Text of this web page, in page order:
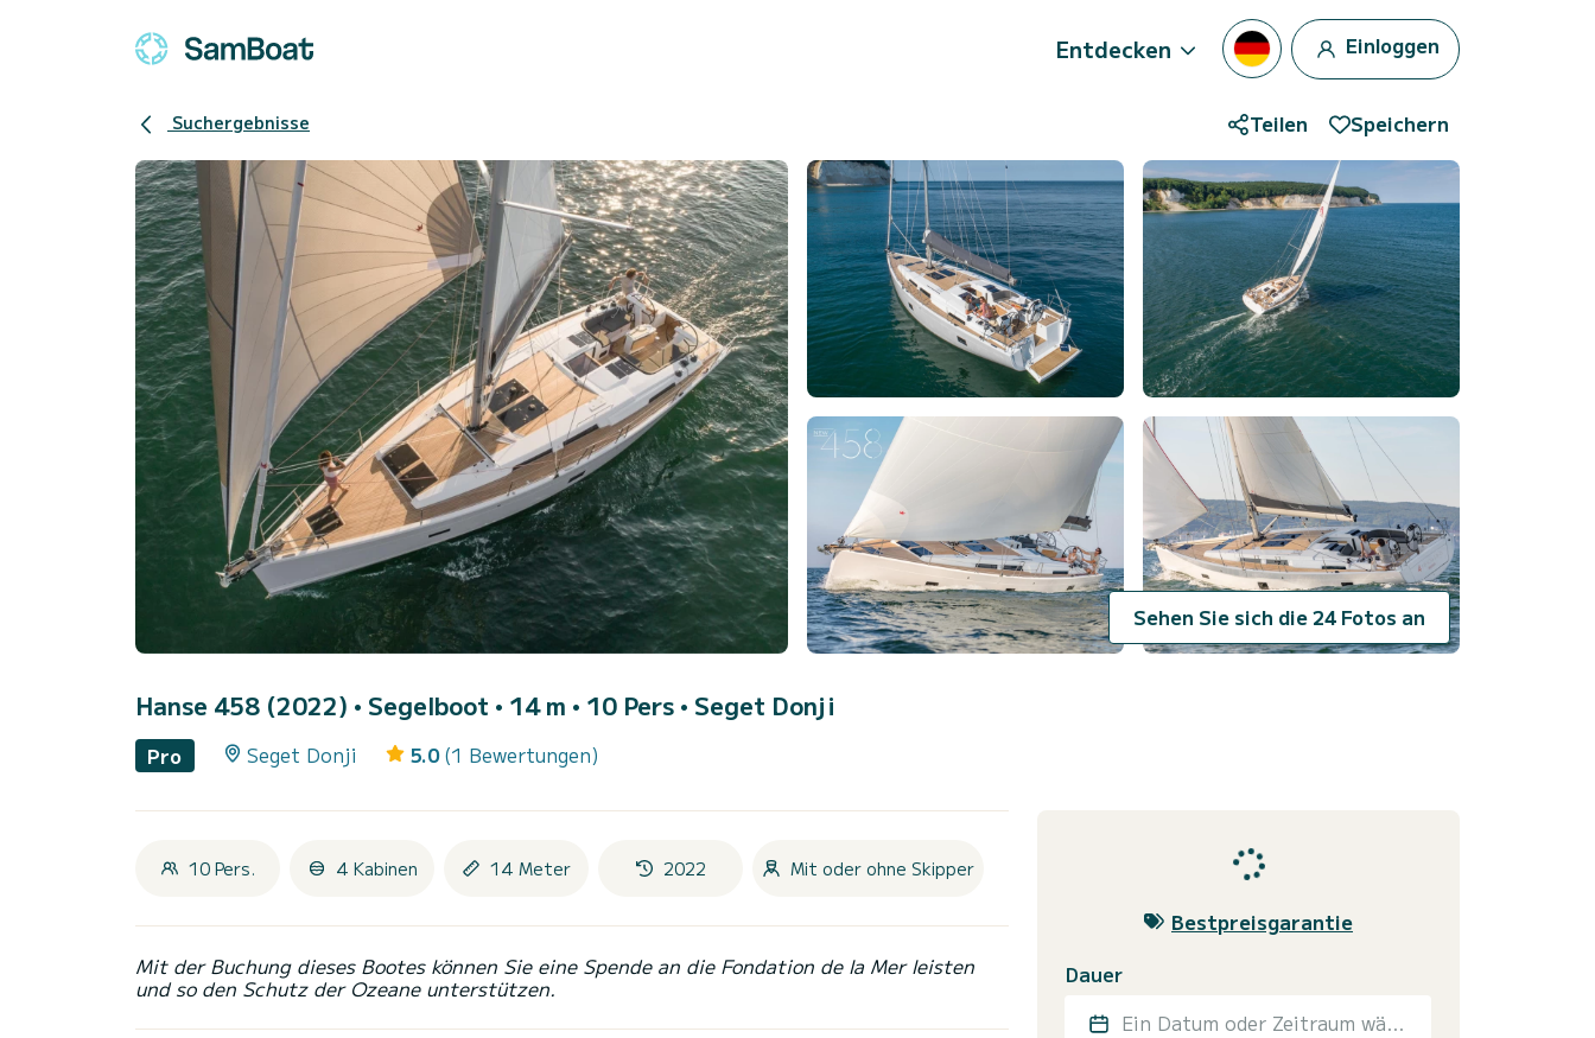
Entdecken Einloggen
Suchergebnisse Teilen Speichern
Sehen Sie sich die 24 Fotos an
Hanse 458 (2022) • Segelboot • 14 m • 10 Pers • Seget Donji
Pro Seget Donji 5.0 (1 Bewertungen)
10 Pers. 4 Kabinen 14 Meter 2022 Mit oder ohne Skipper
Mit der Buchung dieses Bootes können Sie eine Spende an die Fondation de la Mer leisten
und so den Schutz der Ozeane unterstützen.
Bestpreisgarantie
Dauer
Ein Datum oder Zeitraum wählen